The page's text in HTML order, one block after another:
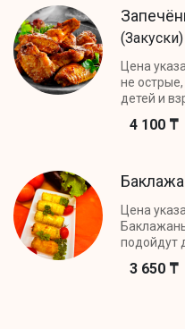
(Закуски)
Цена
не
детей и
4 100 ₸
Цена
подойдут
3 650 ₸